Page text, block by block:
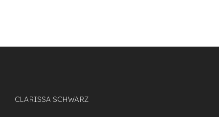
CLARISSA SCHWARZ